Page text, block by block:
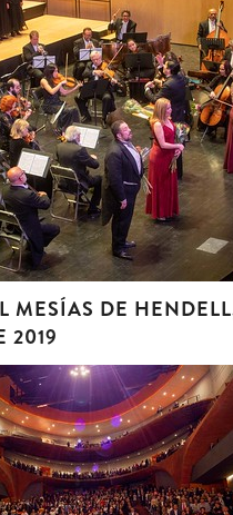
MESÍAS DE
2019